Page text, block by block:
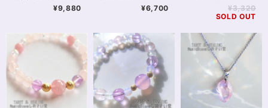
¥9,880 ¥6,700
¥3,320
SOLD OUT